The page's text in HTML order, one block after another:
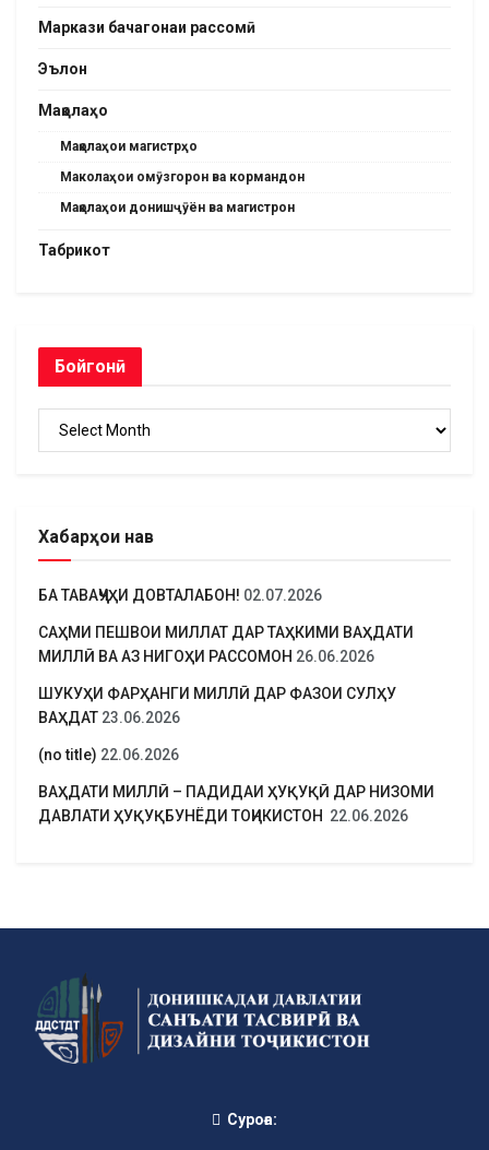
Маркази бачагонаи рассомӣ
Эълон
Мақолаҳо
Мақолаҳои магистрҳо
Маколаҳои омӯзгорон ва кормандон
Мақолаҳои донишҷӯён ва магистрон
Табрикот
Бойгонӣ
Бойгонӣ
Хабарҳои нав
БА ТАВАҶҶУҲИ ДОВТАЛАБОН! 02.07.2026
САҲМИ ПЕШВОИ МИЛЛАТ ДАР ТАҲКИМИ ВАҲДАТИ
МИЛЛӢ ВА АЗ НИГОҲИ РАССОМОН 26.06.2026
ШУКУҲИ ФАРҲАНГИ МИЛЛӢ ДАР ФАЗОИ СУЛҲУ
ВАҲДАТ 23.06.2026
(no title) 22.06.2026
ВАҲДАТИ МИЛЛӢ – ПАДИДАИ ҲУҚУҚӢ ДАР НИЗОМИ
ДАВЛАТИ ҲУҚУҚБУНЁДИ ТОҶИКИСТОН 22.06.2026
Суроға: